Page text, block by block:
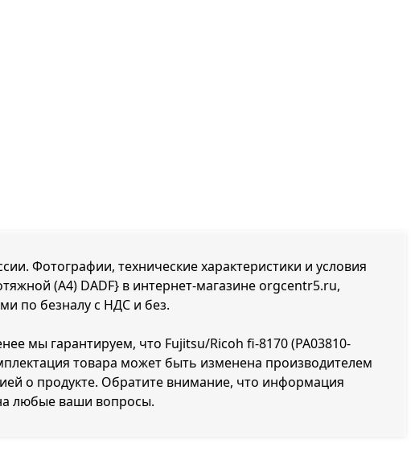
Фотографии, технические характеристики и условия
(A4) DADF} в интернет-магазине orgcentr5.ru,
по безналу с НДС и без.
мы гарантируем, что Fujitsu/Ricoh fi-8170 (PA03810-
товара может быть изменена производителем
о продукте. Обратите внимание, что информация
любые ваши вопросы.